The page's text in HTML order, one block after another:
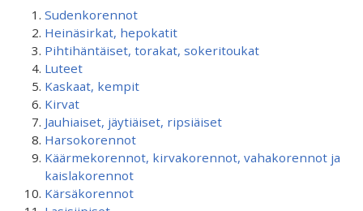
Sudenkorennot
Heinäsirkat, hepokatit
Pihtihäntäiset, torakat, sokeritoukat
Luteet
Kaskaat, kempit
Kirvat
Jauhiaiset, jäytiäiset, ripsiäiset
Harsokorennot
Käärmekorennot, kirvakorennot, vahakorennot ja
kaislakorennot
Kärsäkorennot